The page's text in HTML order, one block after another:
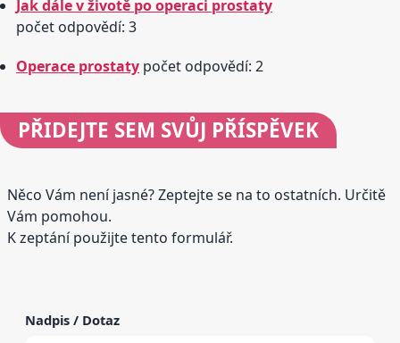
Jak dále v životě po operaci prostaty
počet odpovědí: 3
Operace prostaty počet odpovědí: 2
PŘIDEJTE SEM SVŮJ PŘÍSPĚVEK
Něco Vám není jasné? Zeptejte se na to ostatních. Určitě
Vám pomohou.
K zeptání použijte tento formulář.
Nadpis / Dotaz